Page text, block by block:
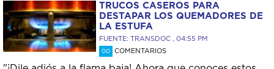
TRUCOS CASEROS PARA
DESTAPAR LOS QUEMADORES DE
LA ESTUFA
FUENTE: TRANSDOC , 04:55 PM
00 COMENTARIOS